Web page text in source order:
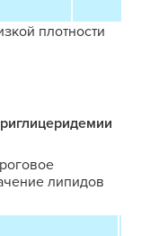
плотности
липидов